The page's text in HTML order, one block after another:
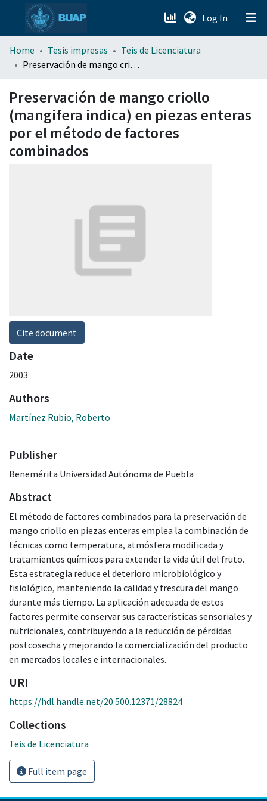
Log In (current)
menu.section.about_menu
Home Tesis impresas
Teis de Licenciatura
Preservación de mango criollo (mangifera indica) en piezas enteras por el método de factores combinados
Preservación de mango criollo
(mangifera indica) en piezas enteras
por el método de factores
combinados
Cite document
Date
2003
Authors
Martínez Rubio, Roberto
Publisher
Benemérita Universidad Autónoma de Puebla
Abstract
El método de factores combinados para la preservación de
mango criollo en piezas enteras emplea la combinación de
técnicas como temperatura, atmósfera modificada y
tratamientos químicos para extender la vida útil del fruto.
Esta estrategia reduce el deterioro microbiológico y
fisiológico, manteniendo la calidad y frescura del mango
durante más tiempo. La aplicación adecuada de estos
factores permite conservar sus características sensoriales y
nutricionales, contribuyendo a la reducción de pérdidas
postcosecha y mejorando la comercialización del producto
en mercados locales e internacionales.
URI
https://hdl.handle.net/20.500.12371/28824
Collections
Teis de Licenciatura
Full item page